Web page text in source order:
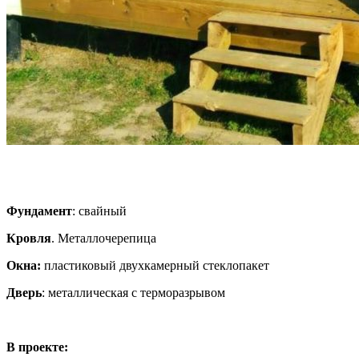
Фундамент: свайный
Кровля. Металлочерепица
Окна: пластиковый двухкамерный стеклопакет
Дверь: металлическая с терморазрывом
В проекте: